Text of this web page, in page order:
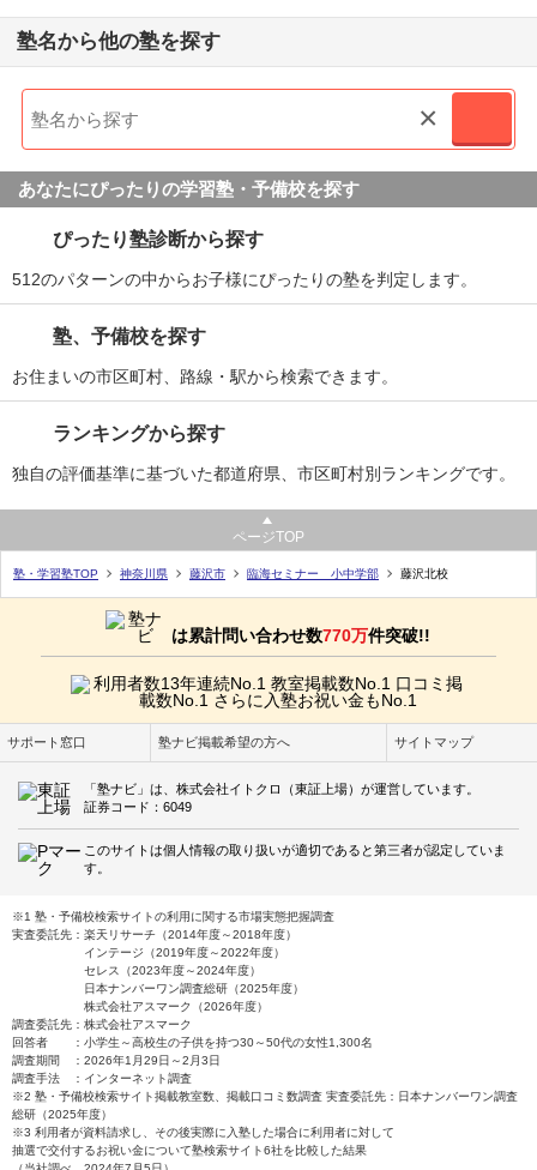
塾名から他の塾を探す
×
あなたにぴったりの学習塾・予備校を探す
ぴったり塾診断から探す
512のパターンの中からお子様にぴったりの塾を判定します。
塾、予備校を探す
お住まいの市区町村、路線・駅から検索できます。
ランキングから探す
独自の評価基準に基づいた都道府県、市区町村別ランキングです。
ページTOP
塾・学習塾TOP 神奈川県 藤沢市 臨海セミナー 小中学部 藤沢北校
は累計問い合わせ数770万件突破!!
サポート窓口 塾ナビ掲載希望の方へ サイトマップ
「塾ナビ」は、株式会社イトクロ（東証上場）が運営しています。
証券コード：6049
このサイトは個人情報の取り扱いが適切であると第三者が認定していま
す。
※1 塾・予備校検索サイトの利用に関する市場実態把握調査
実査委託先：楽天リサーチ（2014年度～2018年度）
インテージ（2019年度～2022年度）
セレス（2023年度～2024年度）
日本ナンバーワン調査総研（2025年度）
株式会社アスマーク（2026年度）
調査委託先：株式会社アスマーク
回答者 ：小学生～高校生の子供を持つ30～50代の女性1,300名
調査期間 ：2026年1月29日～2月3日
調査手法 ：インターネット調査
※2 塾・予備校検索サイト掲載教室数、掲載口コミ数調査 実査委託先：日本ナンバーワン調査
総研（2025年度）
※3 利用者が資料請求し、その後実際に入塾した場合に利用者に対して
抽選で交付するお祝い金について塾検索サイト6社を比較した結果